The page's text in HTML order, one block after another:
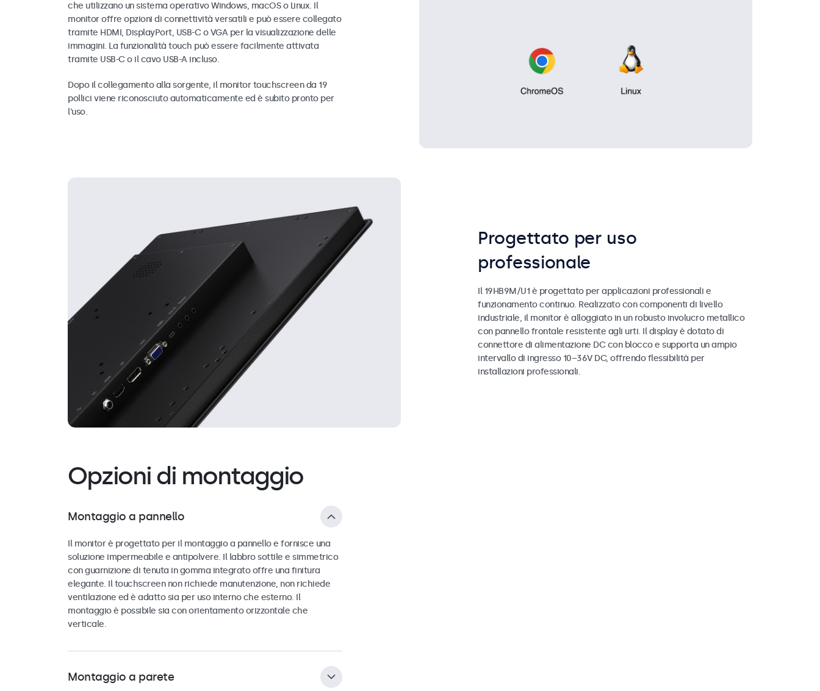
che utilizzano un sistema operativo Windows, macOS o Linux. Il
monitor offre opzioni di connettività versatili e può essere collegato
tramite HDMI, DisplayPort, USB-C o VGA per la visualizzazione delle
immagini. La funzionalità touch può essere facilmente attivata
tramite USB-C o il cavo USB-A incluso.
Dopo il collegamento alla sorgente, il monitor touchscreen da 19
pollici viene riconosciuto automaticamente ed è subito pronto per
l'uso.
Progettato per uso
professionale
Il 19HB9M/U1 è progettato per applicazioni professionali e
funzionamento continuo. Realizzato con componenti di livello
industriale, il monitor è alloggiato in un robusto involucro metallico
con pannello frontale resistente agli urti. Il display è dotato di
connettore di alimentazione DC con blocco e supporta un ampio
intervallo di ingresso 10–36V DC, offrendo flessibilità per
installazioni professionali.
Opzioni di montaggio
Montaggio a pannello
Il monitor è progettato per il montaggio a pannello e fornisce una
soluzione impermeabile e antipolvere. Il labbro sottile e simmetrico
con guarnizione di tenuta in gomma integrato offre una finitura
elegante. Il touchscreen non richiede manutenzione, non richiede
ventilazione ed è adatto sia per uso interno che esterno. Il
montaggio è possibile sia con orientamento orizzontale che
verticale.
Montaggio a parete